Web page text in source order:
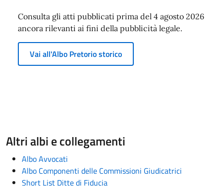
Consulta gli atti pubblicati prima del 4 agosto 2026
ancora rilevanti ai fini della pubblicità legale.
Vai all'Albo Pretorio storico
Altri albi e collegamenti
Albo Avvocati
Albo Componenti delle Commissioni Giudicatrici
Short List Ditte di Fiducia